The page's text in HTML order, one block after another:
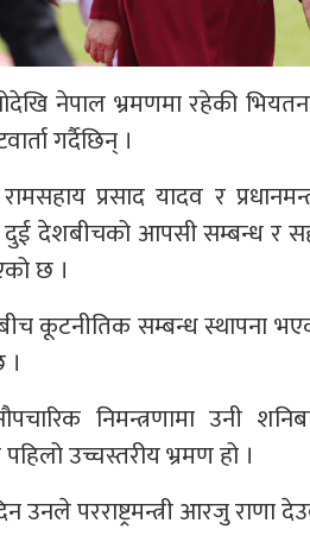
नेपाल भ्रमणमा रहेकी
गर्दैछिन् ।
प्रसाद यादव र
दुई देशबीचको आपसी सम्बन्ध र
छ ।
कूटनीतिक सम्बन्ध स्थापना
औपचारिक निमन्त्रणामा उनी
उच्चस्तरीय भ्रमण हो ।
परराष्ट्रमन्त्री आरजु राणा